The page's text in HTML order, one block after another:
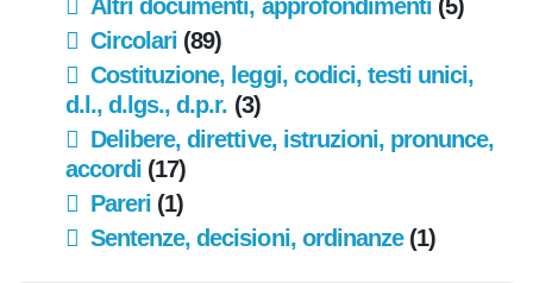
Altri documenti, approfondimenti(5)
Circolari(89)
Costituzione, leggi, codici, testi unici,
d.l., d.lgs., d.p.r.(3)
Delibere, direttive, istruzioni,
pronunce, accordi (17)
Pareri(1)